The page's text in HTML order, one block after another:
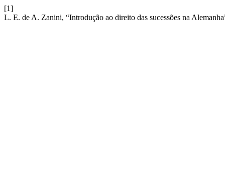
[1]
L. E. de A. Zanini, “Introdução ao direito das sucessões na